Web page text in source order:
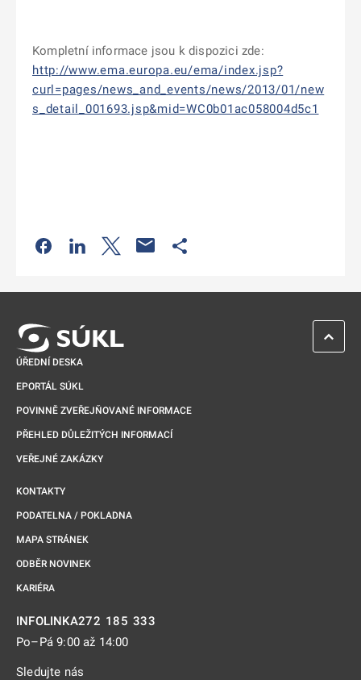
Kompletní informace jsou k dispozici zde:
http://www.ema.europa.eu/ema/index.jsp?
curl=pages/news_and_events/news/2013/01/new
s_detail_001693.jsp&mid=WC0b01ac058004d5c1
Odkaz se otevře na nové kartě
Odkaz se otevře na nové kartě
Odkaz se otevře na nové kartě
ÚŘEDNÍ DESKA
EPORTÁL SÚKL
POVINNĚ ZVEŘEJŇOVANÉ INFORMACE
PŘEHLED DŮLEŽITÝCH INFORMACÍ
VEŘEJNÉ ZAKÁZKY
KONTAKTY
PODATELNA / POKLADNA
MAPA STRÁNEK
ODBĚR NOVINEK
KARIÉRA
INFOLINKA272 185 333
Po–Pá 9:00 až 14:00
Sledujte nás
ZPĚT